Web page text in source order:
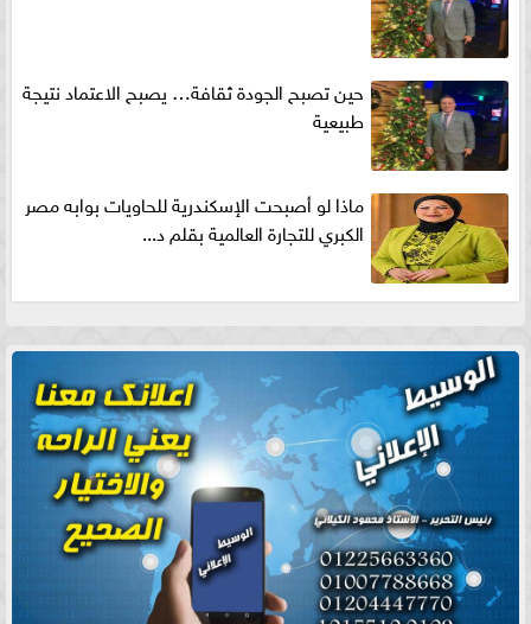
حين تصبح الجودة ثقافة… يصبح الاعتماد نتيجة
طبيعية
ماذا لو أصبحت الإسكندرية للحاويات بوابه مصر
الكبري للتجارة العالمية بقلم د...